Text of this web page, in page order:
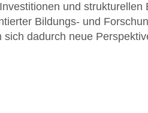
und
Bildungs- und
sich dadurch neue